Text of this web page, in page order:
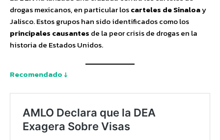
drogas mexicanos, en particular loscarteles de Sinaloay
Jalisco. Estos grupos han sido identificados como los
principales causantes de la peor crisis de drogas en la
historia de Estados Unidos.
Recomendado ↓